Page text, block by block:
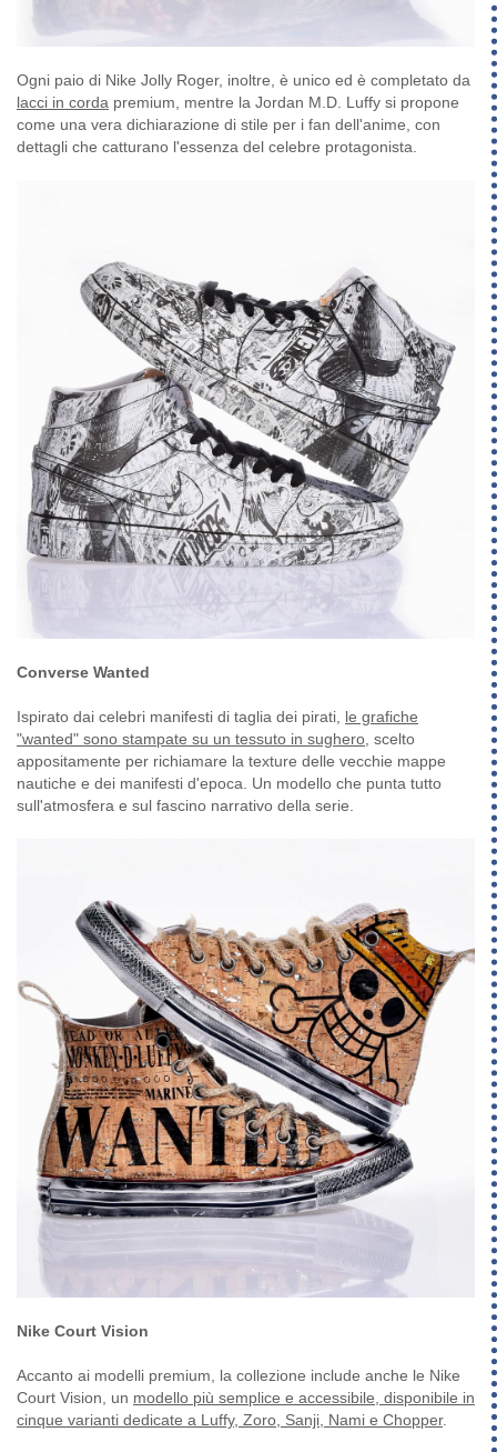
Ogni paio di Nike Jolly Roger, inoltre, è unico ed è completato da
lacci in corda premium, mentre la Jordan M.D. Luffy si propone
come una vera dichiarazione di stile per i fan dell'anime, con
dettagli che catturano l'essenza del celebre protagonista.
Converse Wanted
Ispirato dai celebri manifesti di taglia dei pirati, le grafiche
"wanted" sono stampate su un tessuto in sughero, scelto
appositamente per richiamare la texture delle vecchie mappe
nautiche e dei manifesti d'epoca. Un modello che punta tutto
sull'atmosfera e sul fascino narrativo della serie.
Nike Court Vision
Accanto ai modelli premium, la collezione include anche le Nike
Court Vision, un modello più semplice e accessibile, disponibile in
cinque varianti dedicate a Luffy, Zoro, Sanji, Nami e Chopper.